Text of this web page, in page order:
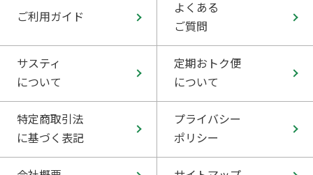
ご利用ガイド
よくある
ご質問
サスティ
について
定期おトク便
について
特定商取引法
に基づく表記
プライバシー
ポリシー